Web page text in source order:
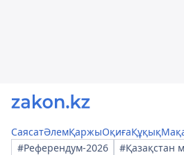
СаясатӘлемҚаржыОқиғаҚұқық
#Референдум-2026
#Қазақстан